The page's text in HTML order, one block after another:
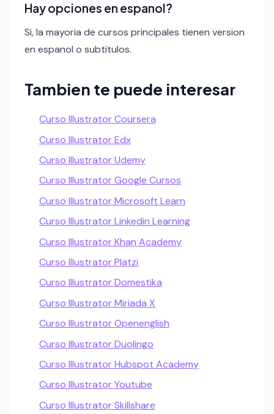
Hay opciones en espanol?
Si, la mayoria de cursos principales tienen version
en espanol o subtitulos.
Tambien te puede interesar
Curso Illustrator Coursera
Curso Illustrator Edx
Curso Illustrator Udemy
Curso Illustrator Google Cursos
Curso Illustrator Microsoft Learn
Curso Illustrator Linkedin Learning
Curso Illustrator Khan Academy
Curso Illustrator Platzi
Curso Illustrator Domestika
Curso Illustrator Miriada X
Curso Illustrator Openenglish
Curso Illustrator Duolingo
Curso Illustrator Hubspot Academy
Curso Illustrator Youtube
Curso Illustrator Skillshare